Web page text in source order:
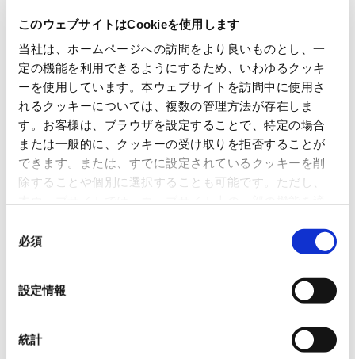
このウェブサイトはCookieを使用します
当社は、ホームページへの訪問をより良いものとし、一
定の機能を利用できるようにするため、いわゆるクッキ
ーを使用しています。本ウェブサイトを訪問中に使用さ
れるクッキーについては、複数の管理方法が存在しま
す。お客様は、ブラウザを設定することで、特定の場合
または一般的に、クッキーの受け取りを拒否することが
できます。または、すでに設定されているクッキーを削
除することや個別に選択することも可能です。ただし、
いるので、ご注意ください。これらのクッキーが受け入
れられない場合、本ウェブサイトの機能が制限される場
必須
設定情報
統計
日本紙パルプ商事株式会社 広報室 広報課 TEL:03-5548-4026
すべて ニュースリリース
お知らせ IR 情報
OVOL LOOP
グループ紹介映像【日本語版】
1845年の創業以来の歩み、グループが展開する5つの事業領域...